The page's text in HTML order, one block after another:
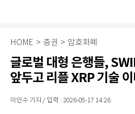
HOME > 증권 > 암호화폐
글로벌 대형 은행들,
앞두고 리플 XRP 기술
이인수 기자 / 입력 : 2026-05-17 14:26